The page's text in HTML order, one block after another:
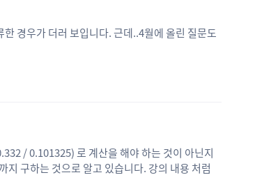
경우가 더러 보입니다. 근데..4월에 올린 질문도
/ 0.101325) 로 계산을 해야 하는 것이 아닌지
구하는 것으로 알고 있습니다. 강의 내용 처럼